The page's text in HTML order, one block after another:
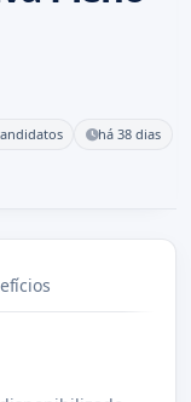
há 38 dias